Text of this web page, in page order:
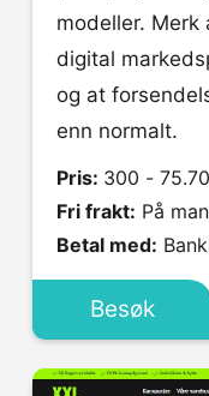
modeller.
digital
og at
enn normalt.
Pris: 300 -
Fri frakt: På
Betal med:
Besøk